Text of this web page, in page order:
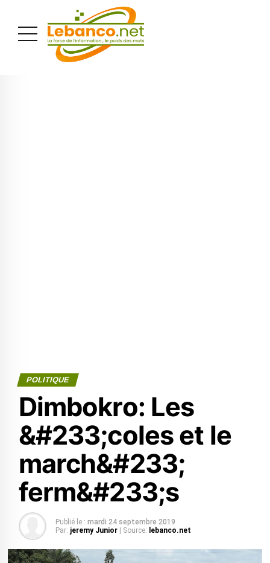
POLITIQUE
Dimbokro: Les
&#233;coles et le
march&#233;
ferm&#233;s
Publié le : mardi 24 septembre 2019
Par: jeremy Junior | Source: lebanco.net